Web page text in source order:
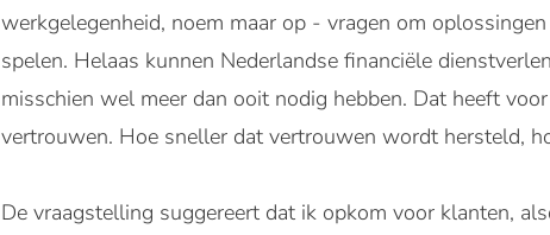
werkgelegenheid, noem maar op - vragen om
spelen. Helaas kunnen Nederlandse financiële
misschien wel meer dan ooit nodig hebben. Dat heeft
vertrouwen. Hoe sneller dat vertrouwen wordt hersteld,
De vraagstelling suggereert dat ik opkom voor klanten,